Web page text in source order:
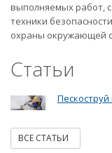
выполняемых работ,
техники
охраны окружающей
Статьи
ВСЕ СТАТЬИ